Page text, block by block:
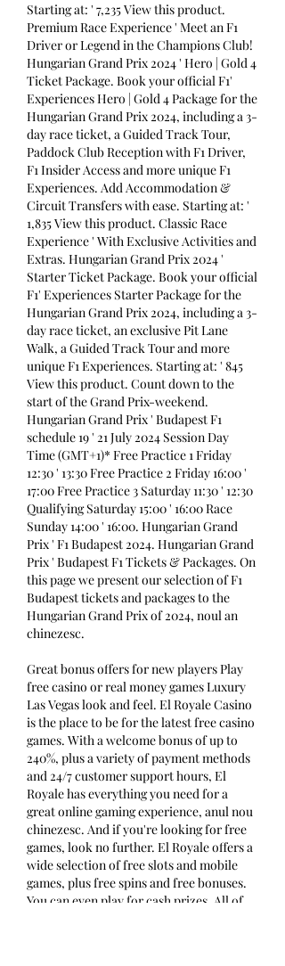
Starting at: ' 7,235 View this product.
Premium Race Experience ' Meet an F1
Driver or Legend in the Champions Club!
Hungarian Grand Prix 2024 ' Hero | Gold 4
Ticket Package. Book your official F1'
Experiences Hero | Gold 4 Package for the
Hungarian Grand Prix 2024, including a 3-
day race ticket, a Guided Track Tour,
Paddock Club Reception with F1 Driver,
F1 Insider Access and more unique F1
Experiences. Add Accommodation &
Circuit Transfers with ease. Starting at: '
1,835 View this product. Classic Race
Experience ' With Exclusive Activities and
Extras. Hungarian Grand Prix 2024 '
Starter Ticket Package. Book your official
F1' Experiences Starter Package for the
Hungarian Grand Prix 2024, including a 3-
day race ticket, an exclusive Pit Lane
Walk, a Guided Track Tour and more
unique F1 Experiences. Starting at: ' 845
View this product. Count down to the
start of the Grand Prix-weekend.
Hungarian Grand Prix ' Budapest F1
schedule 19 ' 21 July 2024 Session Day
Time (GMT+1)* Free Practice 1 Friday
12:30 ' 13:30 Free Practice 2 Friday 16:00 '
17:00 Free Practice 3 Saturday 11:30 ' 12:30
Qualifying Saturday 15:00 ' 16:00 Race
Sunday 14:00 ' 16:00. Hungarian Grand
Prix ' F1 Budapest 2024. Hungarian Grand
Prix ' Budapest F1 Tickets & Packages. On
this page we present our selection of F1
Budapest tickets and packages to the
Hungarian Grand Prix of 2024, noul an
chinezesc.
Great bonus offers for new players Play
free casino or real money games Luxury
Las Vegas look and feel. El Royale Casino
is the place to be for the latest free casino
games. With a welcome bonus of up to
240%, plus a variety of payment methods
and 24/7 customer support hours, El
Royale has everything you need for a
great online gaming experience, anul nou
chinezesc. And if you're looking for free
games, look no further. El Royale offers a
wide selection of free slots and mobile
games, plus free spins and free bonuses.
You can even play for cash prizes. All of